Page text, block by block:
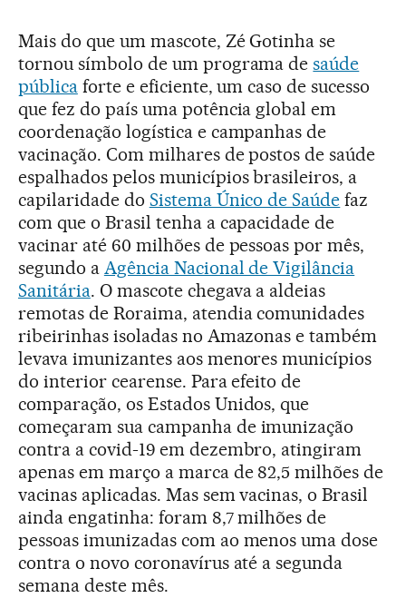
Mais do que um mascote, Zé Gotinha se
tornou símbolo de um programa desaúde
públicaforte e eficiente, um caso de sucesso
que fez do país uma potência global em
coordenação logística e campanhas de
vacinação. Com milhares de postos de saúde
espalhados pelos municípios brasileiros, a
capilaridade do Sistema Único de Saúde faz
com que o Brasil tenha a capacidade de
vacinar até 60 milhões de pessoas por mês,
segundo a Agência Nacional de Vigilância
Sanitária. O mascote chegava a aldeias
remotas de Roraima, atendia comunidades
ribeirinhas isoladas no Amazonas e também
levava imunizantes aos menores municípios
do interior cearense. Para efeito de
comparação, os Estados Unidos, que
começaram sua campanha de imunização
contra a covid-19 em dezembro, atingiram
apenas em março a marca de 82,5 milhões de
vacinas aplicadas. Mas sem vacinas, o Brasil
ainda engatinha: foram 8,7 milhões de
pessoas imunizadas com ao menos uma dose
contra o novo coronavírus até a segunda
semana deste mês.